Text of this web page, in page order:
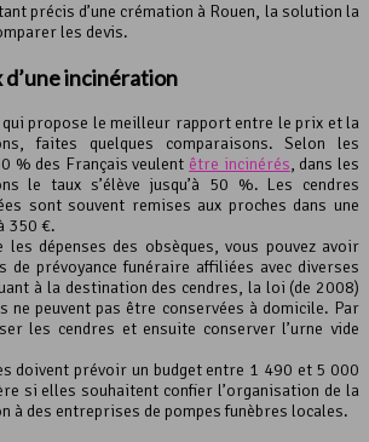
précis d’une crémation à Rouen, la solution la
les devis.
incinération
propose le meilleur rapport entre le prix et la
faites quelques comparaisons. Selon les
% des Français veulent être incinérés, dans les
le taux s’élève jusqu’à 50 %. Les cendres
sont souvent remises aux proches dans une
350 €.
dépenses des obsèques, vous pouvez avoir
de prévoyance funéraire affiliées avec diverses
à la destination des cendres, la loi (de 2008)
ne peuvent pas être conservées à domicile. Par
les cendres et ensuite conserver l’urne vide
doivent prévoir un budget entre 1 490 et 5 000
si elles souhaitent confier l’organisation de la
à des entreprises de pompes funèbres locales.